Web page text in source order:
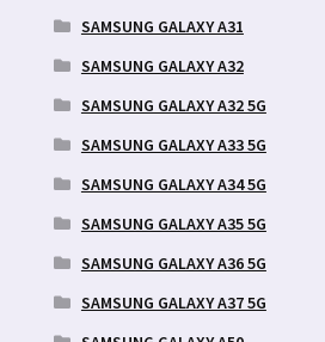
SAMSUNG GALAXY A31
SAMSUNG GALAXY A32
SAMSUNG GALAXY A32 5G
SAMSUNG GALAXY A33 5G
SAMSUNG GALAXY A34 5G
SAMSUNG GALAXY A35 5G
SAMSUNG GALAXY A36 5G
SAMSUNG GALAXY A37 5G